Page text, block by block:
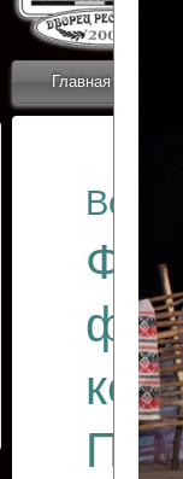
Главная
Все